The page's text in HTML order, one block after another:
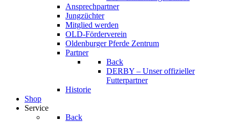
Ansprechpartner
Jungzüchter
Mitglied werden
OLD-Förderverein
Oldenburger Pferde Zentrum
Partner
Back
DERBY – Unser offizieller
Futterpartner
Historie
Shop
Service
Back